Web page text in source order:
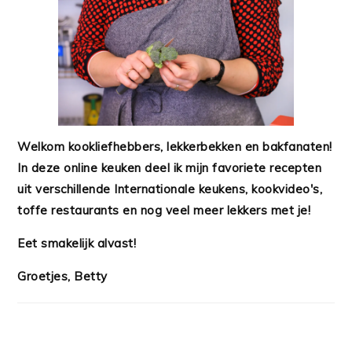
Welkom kookliefhebbers, lekkerbekken en bakfanaten!
In deze online keuken deel ik mijn favoriete recepten
uit verschillende Internationale keukens, kookvideo's,
toffe restaurants en nog veel meer lekkers met je!
Eet smakelijk alvast!
Groetjes, Betty